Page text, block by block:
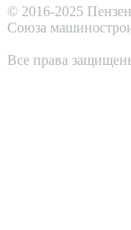
© 2016-2025
Cоюза
Все права